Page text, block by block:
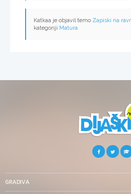
Katkaa je objavil temo Zapiski na
kategoriji Matura
GRADIVA